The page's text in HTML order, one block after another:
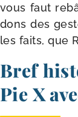
vous faut
dons des
les faits, que
Bref
Pie X